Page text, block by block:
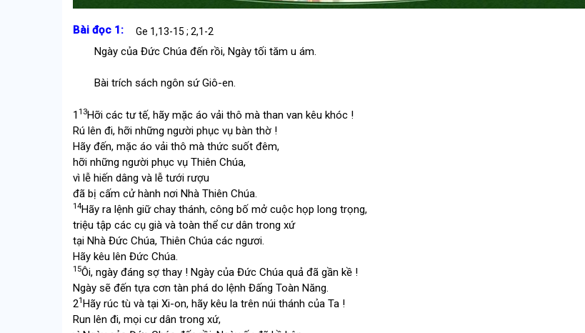
Bài đọc 1: Ge 1,13-15 ; 2,1-2
Ngày của Đức Chúa đến rồi, Ngày tối tăm u ám.
Bài trích sách ngôn sứ Giô-en.
113Hỡi các tư tế, hãy mặc áo vải thô mà than van kêu khóc !
Rú lên đi, hỡi những người phục vụ bàn thờ !
Hãy đến, mặc áo vải thô mà thức suốt đêm,
hỡi những người phục vụ Thiên Chúa,
vì lễ hiến dâng và lễ tưới rượu
đã bị cấm cử hành nơi Nhà Thiên Chúa.
14Hãy ra lệnh giữ chay thánh, công bố mở cuộc họp long trọng,
triệu tập các cụ già và toàn thể cư dân trong xứ
tại Nhà Đức Chúa, Thiên Chúa các ngươi.
Hãy kêu lên Đức Chúa.
15Ôi, ngày đáng sợ thay ! Ngày của Đức Chúa quả đã gần kề !
Ngày sẽ đến tựa cơn tàn phá do lệnh Đấng Toàn Năng.
21Hãy rúc tù và tại Xi-on, hãy kêu la trên núi thánh của Ta !
Run lên đi, mọi cư dân trong xứ,